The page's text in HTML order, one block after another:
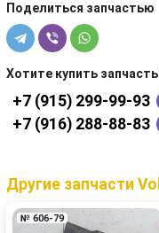
Поделиться запчастью
Хотите купить
+7 (915) 299-99-93
+7 (916) 288-88-83
Другие запчасти
№ 606-79